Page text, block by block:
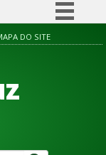
informação
DO SITE